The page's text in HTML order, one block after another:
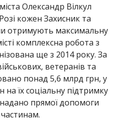
Олександр Вілкул
кожен Захисник та
отримують максимальну
комплексна робота з
на ще з 2014 року. За
ветеранів та
понад 5,6 млрд грн, у
на їх соціальну підтримку
прямої допомоги
частинам.